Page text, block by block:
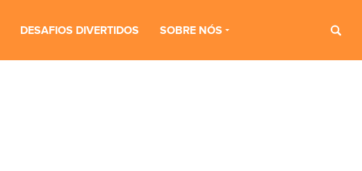
DESAFIOS DIVERTIDOS SOBRE NÓS